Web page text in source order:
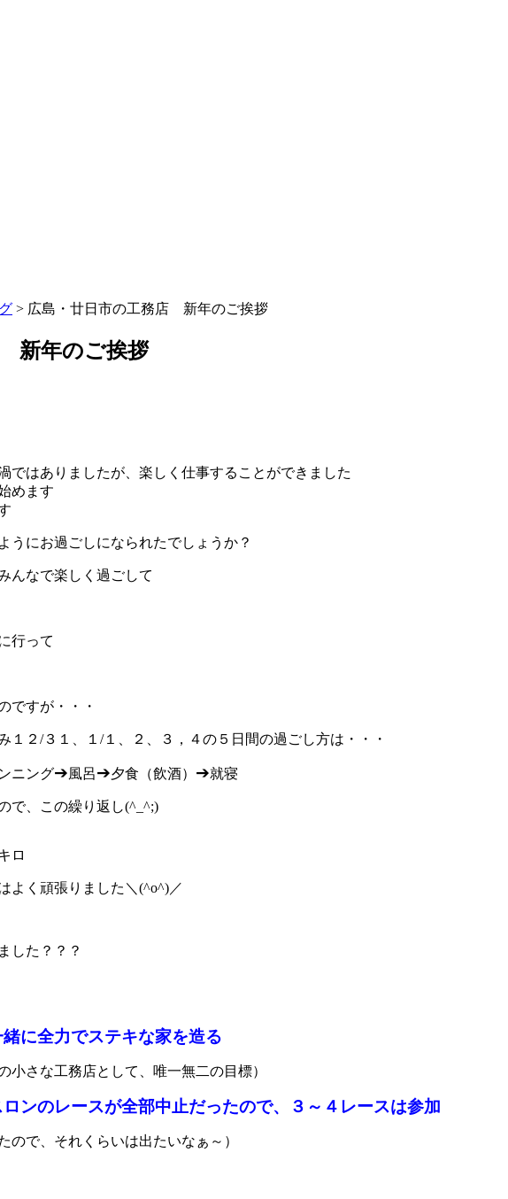
> 広島・廿日市の工務店 新年のご挨拶
新年のご挨拶
ではありましたが、楽しく仕事することができました
めます
うにお過ごしになられたでしょうか？
んなで楽しく過ごして
行って
ですが・・・
１２/３１、１/１、２、３，４の５日間の過ごし方は・・・
ニング➔風呂➔夕食（飲酒） ➔就寝
で、この繰り返し(^_^;)
ロ
よく頑張りました＼(^o^)／
した？？？
に全力でステキな家を造る
小さな工務店として、唯一無二の目標）
ンのレースが全部中止だったので、３～４レースは参加
ので、それくらいは出たいなぁ～）